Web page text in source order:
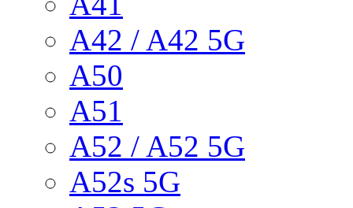
A42 / A42 5G
A50
A51
A52 / A52 5G
A52s 5G